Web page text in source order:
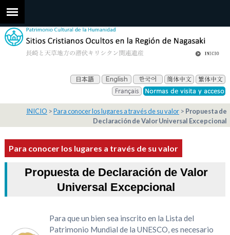
INICIO Para conocer los lugares a través de su valor
Propuesta de
Declaración de Valor Universal Excepcional
Para conocer los lugares a través de su valor
Propuesta de Declaración de Valor
Universal Excepcional
Para que un bien sea inscrito en la Lista del
Patrimonio Mundial de la UNESCO, es necesario